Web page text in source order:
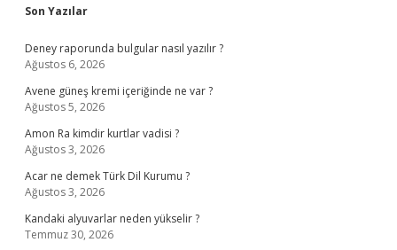
Sidebar
Son Yazılar
Deney raporunda bulgular nasıl yazılır ?
Ağustos 6, 2026
Avene güneş kremi içeriğinde ne var ?
Ağustos 5, 2026
Amon Ra kimdir kurtlar vadisi ?
Ağustos 3, 2026
Acar ne demek Türk Dil Kurumu ?
Ağustos 3, 2026
Kandaki alyuvarlar neden yükselir ?
Temmuz 30, 2026